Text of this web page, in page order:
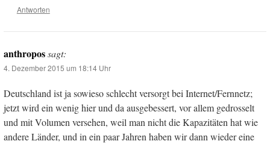
Antworten
anthropossagt:
4. Dezember 2015 um 18:14 Uhr
Deutschland ist ja sowieso schlecht versorgt bei Internet/Fernnetz;
jetzt wird ein wenig hier und da ausgebessert, vor allem gedrosselt
und mit Volumen versehen, weil man nicht die Kapazitäten hat wie
andere Länder, und in ein paar Jahren haben wir dann wieder eine